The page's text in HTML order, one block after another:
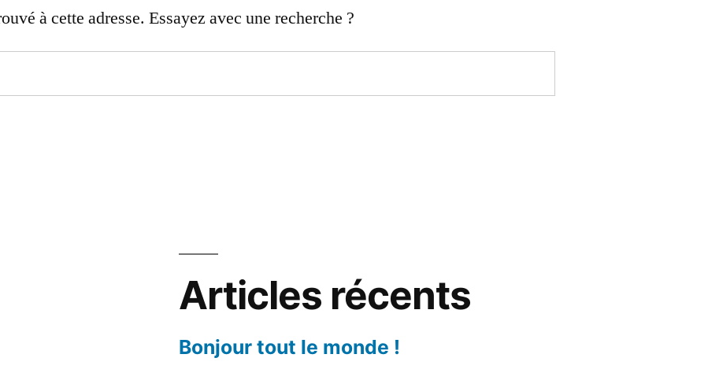
à cette adresse. Essayez avec une recherche ?
Articles récents
Bonjour tout le monde !